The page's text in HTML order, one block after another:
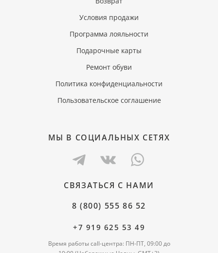
Условия продажи
Программа лояльности
Подарочные карты
Ремонт обуви
Политика конфиденциальности
Пользовательское соглашение
МЫ В СОЦИАЛЬНЫХ СЕТЯХ
СВЯЗАТЬСЯ С НАМИ
8 (800) 555 86 52
+7 919 625 53 49
Время работы call-центра: ПН-ПТ, 09:00 до